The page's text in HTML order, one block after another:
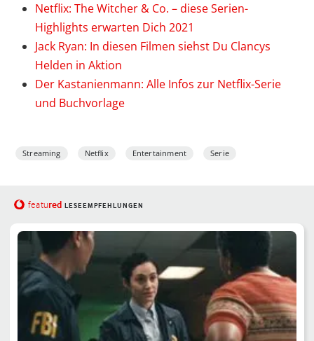
Netflix: The Witcher & Co. – diese Serien-
Highlights erwarten Dich 2021
Jack Ryan: In diesen Filmen siehst Du Clancys
Helden in Aktion
Der Kastanienmann: Alle Infos zur Netflix-Serie
und Buchvorlage
Streaming Netflix Entertainment Serie
featured LESEEMPFEHLUNGEN